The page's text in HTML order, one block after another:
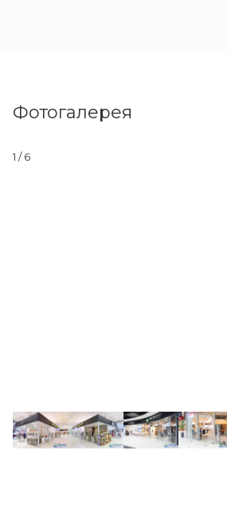
Фотогалерея
1 / 6